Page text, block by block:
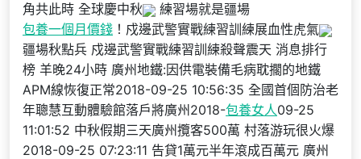
角共此時 全球慶中秋
練習場就是疆場
包養一個月價錢 ！戍邊武警實戰練習訓練展血性虎氣
疆場秋點兵 戍邊武警實戰練習訓練殺聲震天 消息排行
榜 羊晚24小時 廣州地鐵:因供電裝備毛病耽擱的地鐵
APM線恢復正常2018-09-25 10:56:35 全國首個防治老
年聰慧互動體驗館落戶將廣州2018-包養女人09-25
11:01:52 中秋假期三天廣州攬客500萬 村落游玩很火爆
2018-09-25 07:23:11 告貸1萬元半年滾成百萬元 廣州